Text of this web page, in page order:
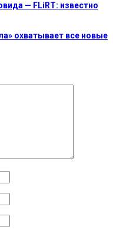
— FLiRT: известно
охватывает все новые